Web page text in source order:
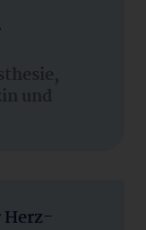
und
Herz-